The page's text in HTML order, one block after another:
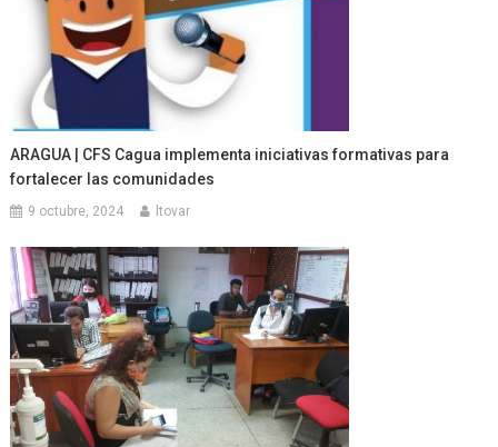
ARAGUA | CFS Cagua implementa iniciativas formativas para
fortalecer las comunidades
9 octubre, 2024 ltovar